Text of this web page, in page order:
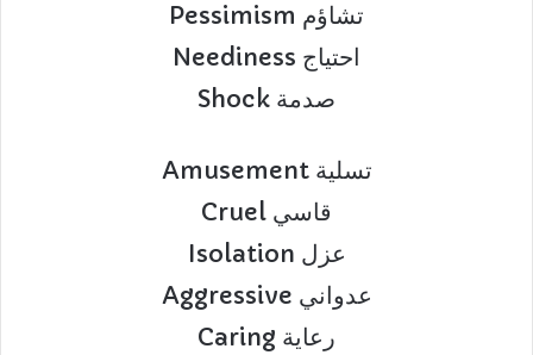
Pessimism تشاؤم
Neediness احتياج
Shock صدمة
Amusement تسلية
Cruel قاسي
Isolation عزل
Aggressive عدواني
Caring رعاية